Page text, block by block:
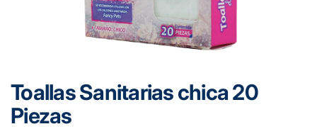
Toallas Sanitarias chica 20
Piezas